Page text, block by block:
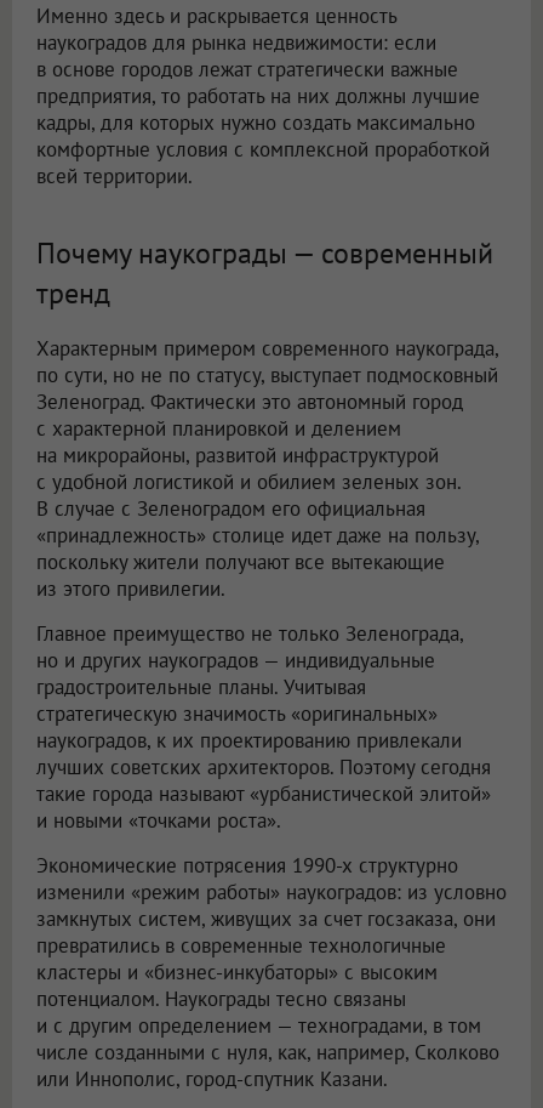
Именно здесь и раскрывается ценность
наукоградов для рынка недвижимости: если
в основе городов лежат стратегически важные
предприятия, то работать на них должны лучшие
кадры, для которых нужно создать максимально
комфортные условия с комплексной проработкой
всей территории.
Почему наукограды — современный
тренд
Характерным примером современного наукограда,
по сути, но не по статусу, выступает подмосковный
Зеленоград. Фактически это автономный город
с характерной планировкой и делением
на микрорайоны, развитой инфраструктурой
с удобной логистикой и обилием зеленых зон.
В случае с Зеленоградом его официальная
«принадлежность» столице идет даже на пользу,
поскольку жители получают все вытекающие
из этого привилегии.
Главное преимущество не только Зеленограда,
но и других наукоградов — индивидуальные
градостроительные планы. Учитывая
стратегическую значимость «оригинальных»
наукоградов, к их проектированию привлекали
лучших советских архитекторов. Поэтому сегодня
такие города называют «урбанистической элитой»
и новыми «точками роста».
Экономические потрясения 1990-х структурно
изменили «режим работы» наукоградов: из условно
замкнутых систем, живущих за счет госзаказа, они
превратились в современные технологичные
кластеры и «бизнес-инкубаторы» с высоким
потенциалом. Наукограды тесно связаны
и с другим определением — техноградами, в том
числе созданными с нуля, как, например, Сколково
или Иннополис, город-спутник Казани.